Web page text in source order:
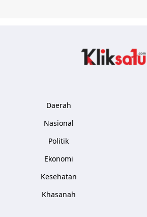
Daerah
Nasional
Politik
Ekonomi
Kesehatan
Khasanah